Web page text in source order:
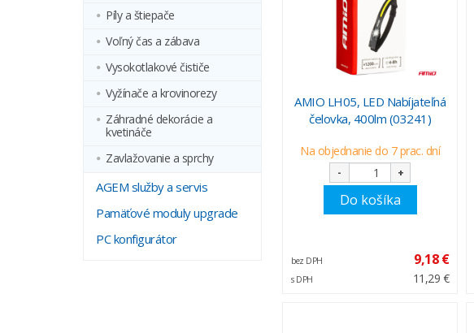
Píly a štiepače
Voľný čas a zábava
Vysokotlakové čističe
Vyžínače a krovinorezy
Záhradné dekorácie a
kvetináče
Zavlažovanie a sprchy
AGEM služby a servis
Pamäťové moduly upgrade
PC konfigurátor
AMIO LH05, LED Nabíjateľná
čelovka, 400lm (03241)
Na objednanie do 7 prac. dní
- +
Do košíka
bez DPH 9,18 €
s DPH 11,29 €